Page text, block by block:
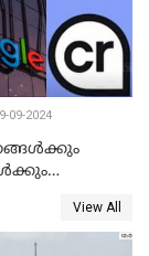
09-2024
View All